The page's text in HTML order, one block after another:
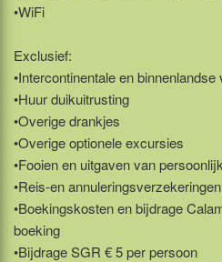
•WiFi
Exclusief:
•Intercontinentale en binnenlandse
•Huur duikuitrusting
•Overige drankjes
•Overige optionele excursies
•Fooien en uitgaven van
•Reis-en annuleringsverzekeringen
•Boekingskosten en bijdrage
boeking
•Bijdrage SGR € 5 per persoon